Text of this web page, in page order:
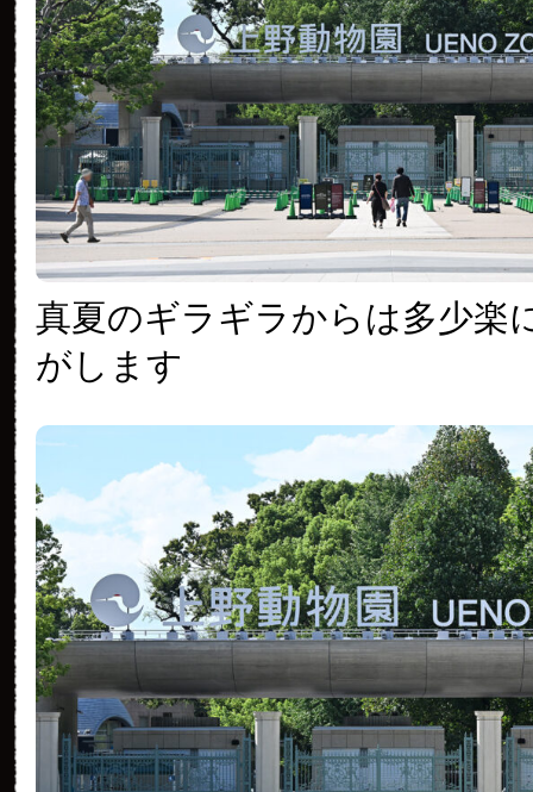
真夏のギラギラからは多少楽
がします